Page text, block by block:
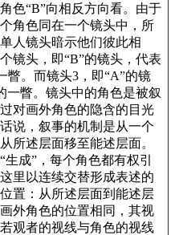
色“B”向相反方向看。由于
角色同在一个镜头中，所
人镜头暗示他们彼此相
镜头，即“B”的镜头，代表
瞥。而镜头3，即“A”的镜
一瞥。镜头中的角色是被叙
对画外角色的隐含的目光
说，叙事的机制是从一个
所述层面移至能述层面。
成”，每个角色都有权引
里以连续交替形成表述的
置：从所述层面到能述层
外角色的位置相同，其视
观者的视线与角色的视线